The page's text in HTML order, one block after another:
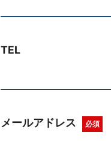
TEL
メールアドレス 必須